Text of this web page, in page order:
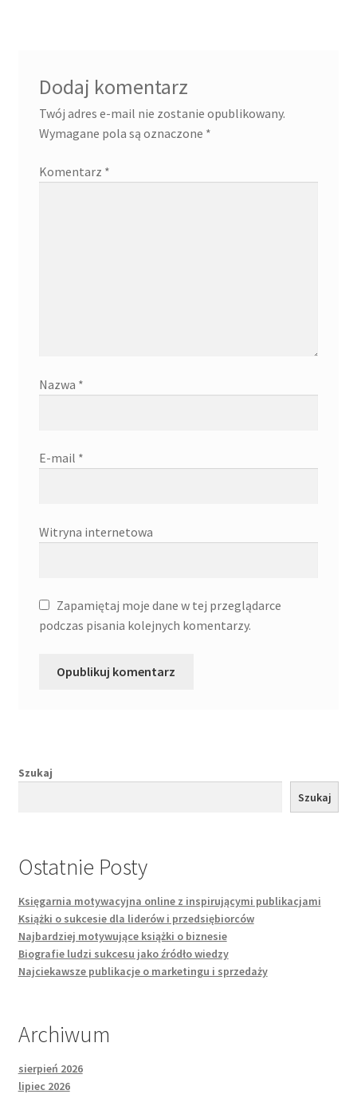
Dodaj komentarz
Twój adres e-mail nie zostanie opublikowany.
Wymagane pola są oznaczone *
Komentarz *
Nazwa *
E-mail *
Witryna internetowa
Zapamiętaj moje dane w tej przeglądarce
podczas pisania kolejnych komentarzy.
Szukaj
Szukaj
Ostatnie Posty
Księgarnia motywacyjna online z inspirującymi publikacjami
Książki o sukcesie dla liderów i przedsiębiorców
Najbardziej motywujące książki o biznesie
Biografie ludzi sukcesu jako źródło wiedzy
Najciekawsze publikacje o marketingu i sprzedaży
Archiwum
sierpień 2026
lipiec 2026